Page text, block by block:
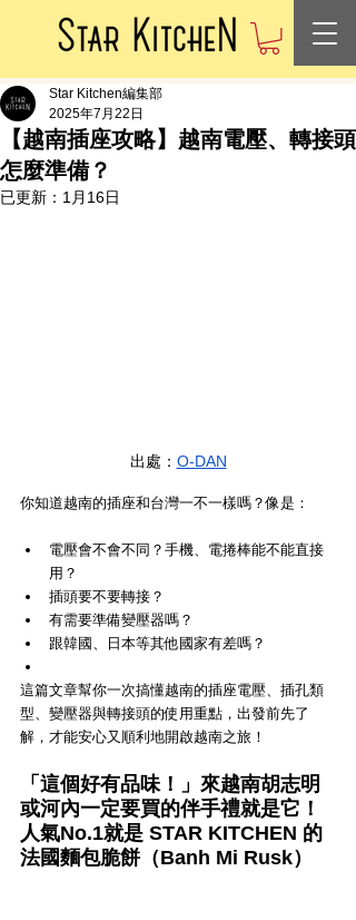
【越南插座攻略】越南電壓、轉接頭
怎麼準備？
Star Kitchen編集部
2025年7月22日
已更新： 1月16日
出處： O-DAN
你知道越南的插座和台灣一不一樣嗎？像是：
電壓會不會不同？手機、電捲棒能不能直接
用？
插頭要不要轉接？
有需要準備變壓器嗎？
跟韓國、日本等其他國家有差嗎？
這篇文章幫你一次搞懂越南的插座電壓、插孔類
型、變壓器與轉接頭的使用重點，出發前先了
解，才能安心又順利地開啟越南之旅！
「這個好有品味！」來越南胡志明
或河內一定要買的伴手禮就是它！
人氣No.1就是 STAR KITCHEN 的
法國麵包脆餅（Banh Mi Rusk）